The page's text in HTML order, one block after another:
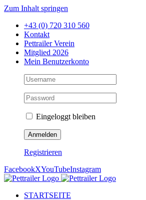
Zum Inhalt springen
+43 (0) 720 310 560
Kontakt
Pettrailer Verein
Mitglied 2026
Mein Benutzerkonto
Eingeloggt bleiben
Registrieren
FacebookXYouTubeInstagram
STARTSEITE